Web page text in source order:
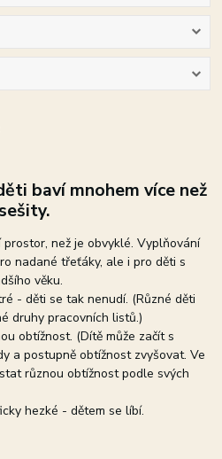
baví mnohem více než
než je obvyklé. Vyplňování
nadané třeťáky, ale i pro děti s
věku.
- děti se tak nenudí. (Různé děti
druhy pracovních listů.)
obtížnost. (Dítě může začít s
a postupně obtížnost zvyšovat. Ve
různou obtížnost podle svých
hezké - dětem se líbí.